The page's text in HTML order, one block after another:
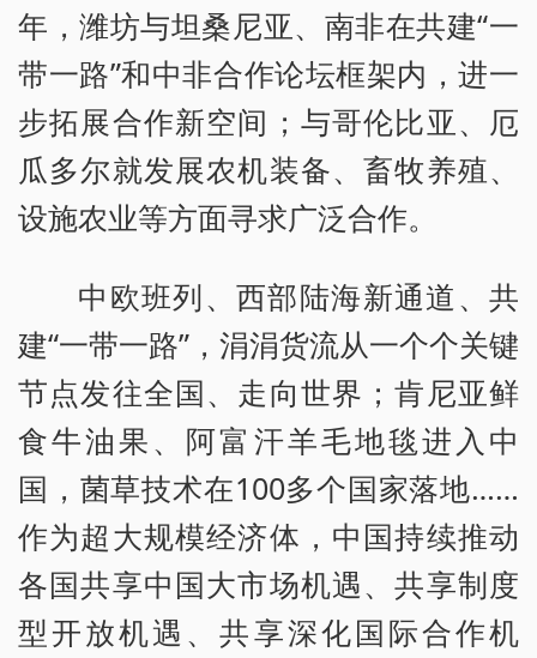
年，潍坊与坦桑尼亚、南非在共建“一
带一路”和中非合作论坛框架内，进一
步拓展合作新空间；与哥伦比亚、厄
瓜多尔就发展农机装备、畜牧养殖、
设施农业等方面寻求广泛合作。
中欧班列、西部陆海新通道、共
建“一带一路”，涓涓货流从一个个关键
节点发往全国、走向世界；肯尼亚鲜
食牛油果、阿富汗羊毛地毯进入中
国，菌草技术在100多个国家落地……
作为超大规模经济体，中国持续推动
各国共享中国大市场机遇、共享制度
型开放机遇、共享深化国际合作机